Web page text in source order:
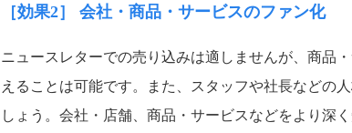
［効果2］ 会社・商品・サービスのファン化
ニュースレターでの売り込みは適しませんが、商品
えることは可能です。また、スタッフや社長などの
しょう。会社・店舗、商品・サービスなどをより深